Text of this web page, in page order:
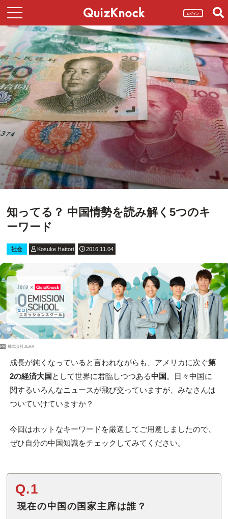
ログイン
知ってる？ 中国情勢を読み解く5つのキ
ーワード
社会 Kosuke Hattori 2016.11.04
PR 株式会社JERA
成長が鈍くなっていると言われながらも、アメリカに次ぐ第
2の経済大国 として世界に君臨しつつある中国。日々中国に
関するいろんなニュースが飛び交っていますが、みなさんは
ついていけていますか？
今回はホットなキーワードを厳選してご用意しましたので、
ぜひ自分の中国知識をチェックしてみてください。
Q.1
現在の中国の国家主席は誰？